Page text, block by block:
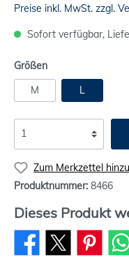
Preise inkl. MwSt. zzgl.
Sofort verfügbar,
Größen
M
L
Zum Merkzettel
Produktnummer: 8466
Dieses Produkt